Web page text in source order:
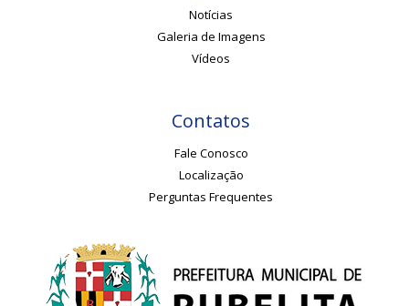
Notícias
Galeria de Imagens
Vídeos
Contatos
Fale Conosco
Localização
Perguntas Frequentes